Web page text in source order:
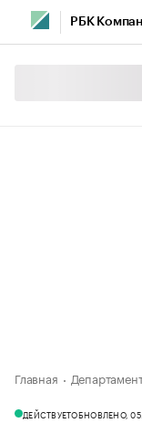
РБК
Главная
ДЕЙСТВУЕТОБНОВЛЕНО,